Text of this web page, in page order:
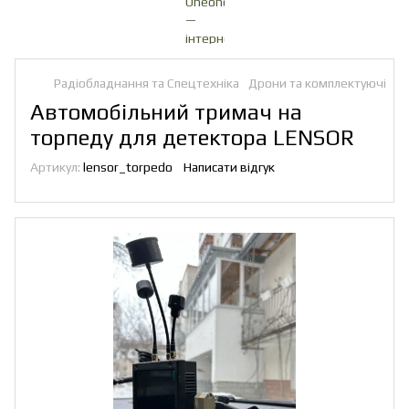
Радіобладнання та Спецтехніка Дрони та комплектуючі
Автомобільний тримач на
торпеду для детектора LENSOR
Артикул: lensor_torpedo Написати відгук